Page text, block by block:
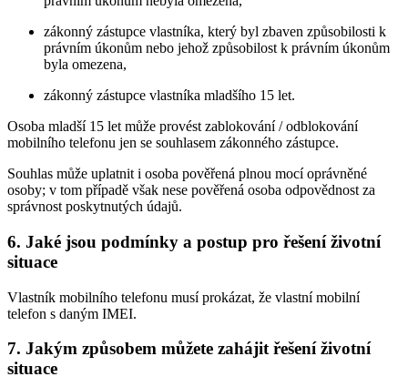
zákonný zástupce vlastníka, který byl zbaven způsobilosti k
právním úkonům nebo jehož způsobilost k právním úkonům
byla omezena,
zákonný zástupce vlastníka mladšího 15 let.
Osoba mladší 15 let může provést zablokování / odblokování
mobilního telefonu jen se souhlasem zákonného zástupce.
Souhlas může uplatnit i osoba pověřená plnou mocí oprávněné
osoby; v tom případě však nese pověřená osoba odpovědnost za
správnost poskytnutých údajů.
6. Jaké jsou podmínky a postup pro řešení životní
situace
Vlastník mobilního telefonu musí prokázat, že vlastní mobilní
telefon s daným IMEI.
7. Jakým způsobem můžete zahájit řešení životní
situace